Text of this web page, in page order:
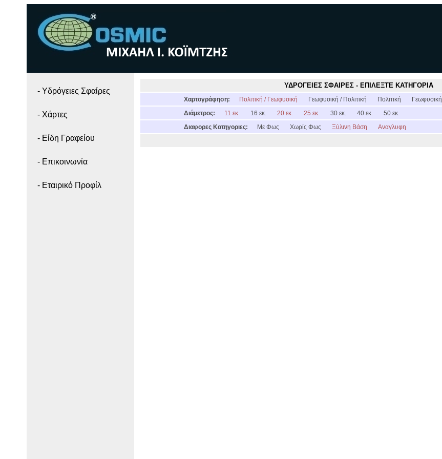
- Yδρόγειες Σφαίρες
- Χάρτες
- Είδη Γραφείου
- Επικοινωνία
- Εταιρικό Προφίλ
ΥΔΡΟΓΕΙΕΣ ΣΦΑΙΡΕΣ - ΕΠΙΛΕΞΤΕ ΚΑΤΗΓΟΡΙΑ
Χαρτογράφηση: Πολιτική / Γεωφυσική Γεωφυσική / Πολιτική Πολιτική Γεωφυσική
Διάμετρος:
11 εκ. 16 εκ. 20 εκ. 25 εκ. 30 εκ. 40 εκ.
50 εκ.
Διαφορες Κατηγοριες:
Με Φως Χωρίς Φως Ξύλινη Βάση Αναγλυφη